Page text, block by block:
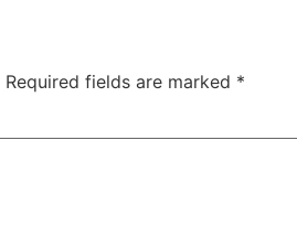
Required fields are marked *